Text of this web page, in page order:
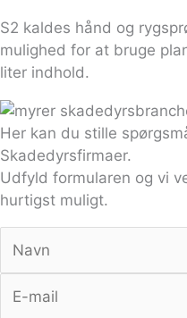
S2 kaldes hånd og
mulighed for at bruge
liter indhold.
Her kan du stille
Skadedyrsfirmaer.
Udfyld formularen og vi
hurtigst muligt.